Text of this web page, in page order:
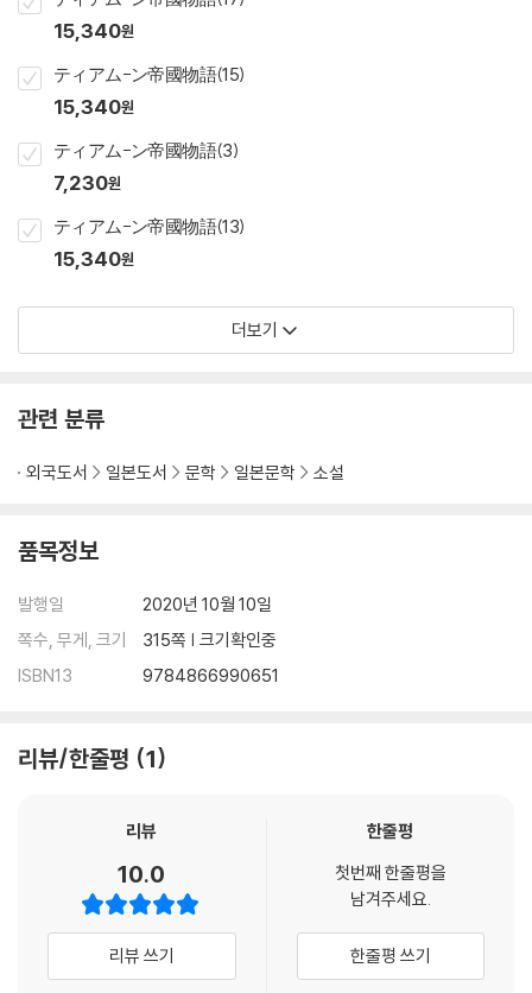
15,340원
ティアム-ン帝國物語(15)
15,340원
ティアム-ン帝國物語(3)
7,230원
ティアム-ン帝國物語(13)
15,340원
더보기
관련 분류
외국도서 일본도서 문학 일본문학 소설
품목정보
발행일
2020년 10월 10일
쪽수, 무게, 크기
315쪽 | 크기확인중
ISBN13
9784866990651
리뷰/한줄평 1
리뷰
10.0
리뷰 쓰기
한줄평
첫번째 한줄평을
남겨주세요.
한줄평 쓰기